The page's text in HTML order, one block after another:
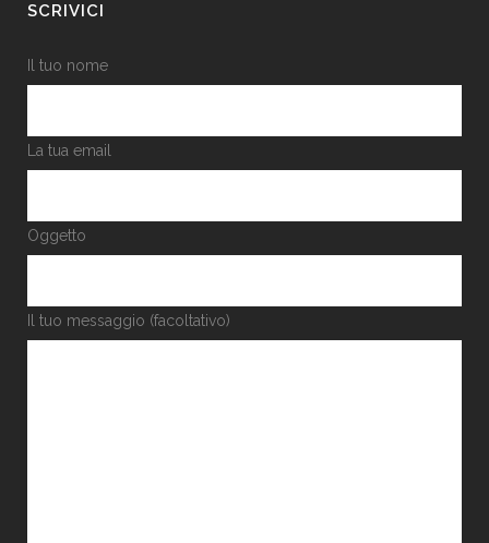
SCRIVICI
Il tuo nome
La tua email
Oggetto
Il tuo messaggio (facoltativo)